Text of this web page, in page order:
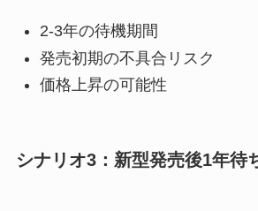
2-3年の待機期間
発売初期の不具合リスク
価格上昇の可能性
シナリオ3：新型発売後1年待